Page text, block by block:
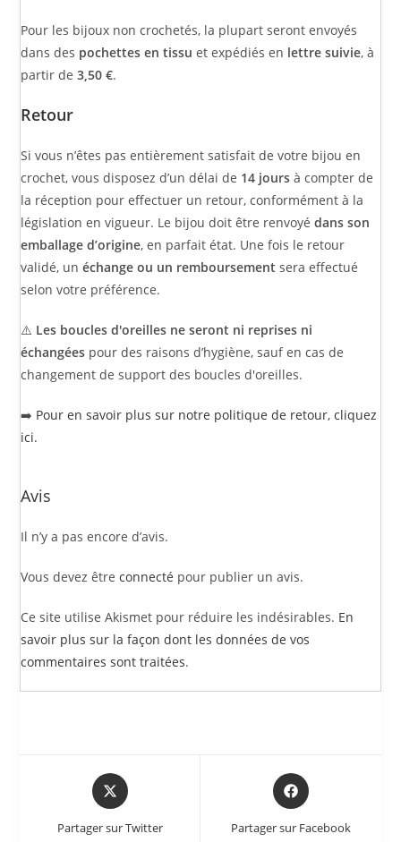
Pour les bijoux non crochetés, la plupart seront envoyés
dans des pochettes en tissu et expédiés en lettre suivie, à
partir de3,50 €.
Retour
Si vous n’êtes pas entièrement satisfait de votre bijou en
crochet, vous disposez d’un délai de 14 jours à compter de
la réception pour effectuer un retour, conformément à la
législation en vigueur. Le bijou doit être renvoyédans son
emballage d’origine, en parfait état. Une fois le retour
validé, unéchange ou un remboursement sera effectué
selon votre préférence.
⚠️ Les boucles d'oreilles ne seront ni reprises ni
échangées pour des raisons d’hygiène, sauf en cas de
changement de support des boucles d'oreilles.
➡️ Pour en savoir plus sur notre politique de retour, cliquez
ici.
Avis
Il n’y a pas encore d’avis.
Vous devez êtreconnecté pour publier un avis.
Ce site utilise Akismet pour réduire les indésirables. En
savoir plus sur la façon dont les données de vos
commentaires sont traitées.
Partager sur Twitter Partager sur Facebook